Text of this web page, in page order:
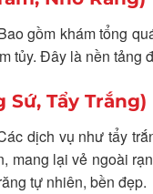
gồm khám tổng
tủy. Đây là nền tảng
Sứ, Tẩy Trắng)
dịch vụ như tẩy
mang lại vẻ ngoài
tự nhiên, bền đẹp.